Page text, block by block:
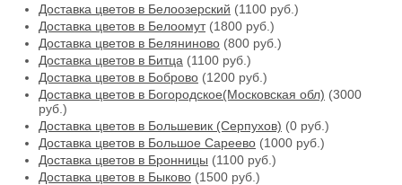
Доставка цветов в Белоозерский (1100 руб.)
Доставка цветов в Белоомут(1800 руб.)
Доставка цветов в Беляниново (800 руб.)
Доставка цветов в Битца (1100 руб.)
Доставка цветов в Боброво (1200 руб.)
Доставка цветов в Богородское(Московская обл) (3000
руб.)
Доставка цветов в Большевик (Серпухов) (0 руб.)
Доставка цветов в Большое Сареево (1000 руб.)
Доставка цветов в Бронницы (1100 руб.)
Доставка цветов в Быково (1500 руб.)